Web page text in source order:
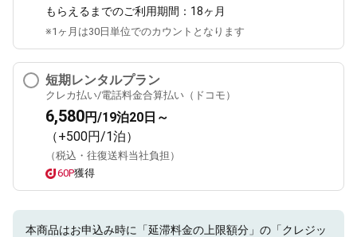
もらえるまでのご利用期間： 18ヶ月
※1ヶ月は30日単位でのカウントとなります
短期レンタルプラン
クレカ払い/電話料金合算払い（ドコモ）
6,580円/19泊20日～
（+500円/1泊）
（税込・往復送料当社負担）
60P獲得
本商品はお申込み時に「延滞料金の上限額分」の「クレジッ